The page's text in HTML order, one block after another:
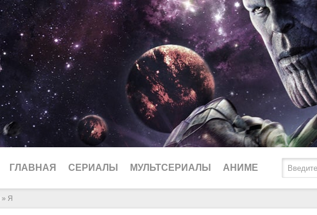
ГЛАВНАЯ СЕРИАЛЫ МУЛЬТСЕРИАЛЫ АНИМЕ
» Я